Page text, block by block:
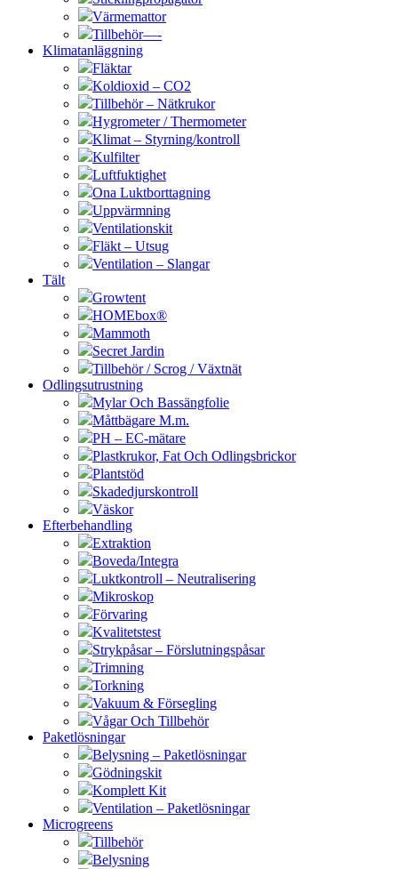
Värmemattor
Tillbehör—-
Klimatanläggning
Fläktar
Koldioxid – CO2
Tillbehör – Nätkrukor
Hygrometer / Thermometer
Klimat – Styrning/kontroll
Kulfilter
Luftfuktighet
Ona Luktborttagning
Uppvärmning
Ventilationskit
Fläkt – Utsug
Ventilation – Slangar
Tält
Growtent
HOMEbox®
Mammoth
Secret Jardin
Tillbehör / Scrog / Växtnät
Odlingsutrustning
Mylar Och Bassängfolie
Måttbägare M.m.
PH – EC-mätare
Plastkrukor, Fat Och Odlingsbrickor
Plantstöd
Skadedjurskontroll
Väskor
Efterbehandling
Extraktion
Boveda/Integra
Luktkontroll – Neutralisering
Mikroskop
Förvaring
Kvalitetstest
Strykpåsar – Förslutningspåsar
Trimning
Torkning
Vakuum & Försegling
Vågar Och Tillbehör
Paketlösningar
Belysning – Paketlösningar
Gödningskit
Komplett Kit
Ventilation – Paketlösningar
Microgreens
Tillbehör
Belysning